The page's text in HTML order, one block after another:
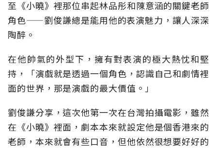
至《小曉》裡那位串起林品彤和陳意涵的關鍵老師
角色——劉俊謙總是能用他的表演魅力，讓人深深
陶醉。
在他帥氣的外型下，擁有對表演的極大熱忱和堅
持，「演戲就是透過一個角色，認識自己和劇情裡
面的世界，那是演戲的最大價值。」
劉俊謙分享，這次他第一次在台灣拍攝電影，雖然
在《小曉》裡面，劇本本來就設定他是個香港來的
老師，本來就會有些口音，但他依然很想要好好的